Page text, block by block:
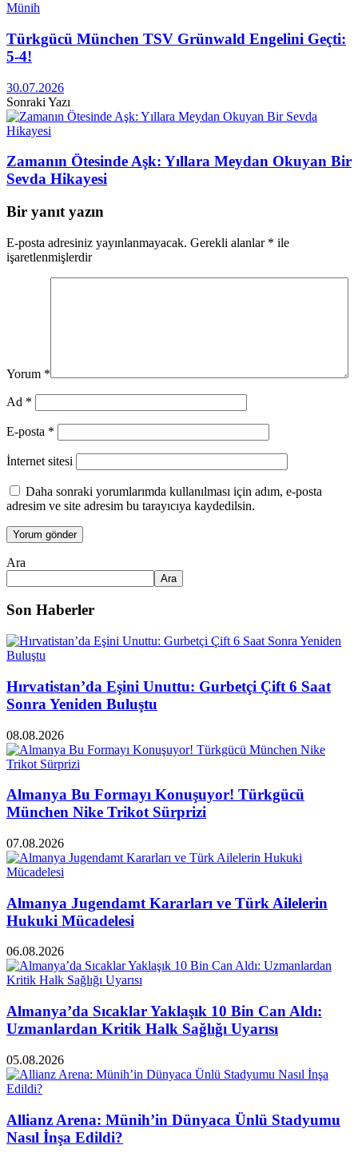
Münih
Türkgücü München TSV Grünwald Engelini Geçti:
5-4!
30.07.2026
Sonraki Yazı
Zamanın Ötesinde Aşk: Yıllara Meydan Okuyan Bir
Sevda Hikayesi
Bir yanıt yazın
E-posta adresiniz yayınlanmayacak. Gerekli alanlar * ile
işaretlenmişlerdir
Yorum *
Ad *
E-posta *
İnternet sitesi
Daha sonraki yorumlarımda kullanılması için adım, e-posta
adresim ve site adresim bu tarayıcıya kaydedilsin.
Ara
Ara
Son Haberler
Hırvatistan’da Eşini Unuttu: Gurbetçi Çift 6 Saat
Sonra Yeniden Buluştu
08.08.2026
Almanya Bu Formayı Konuşuyor! Türkgücü
München Nike Trikot Sürprizi
07.08.2026
Almanya Jugendamt Kararları ve Türk Ailelerin
Hukuki Mücadelesi
06.08.2026
Almanya’da Sıcaklar Yaklaşık 10 Bin Can Aldı:
Uzmanlardan Kritik Halk Sağlığı Uyarısı
05.08.2026
Allianz Arena: Münih’in Dünyaca Ünlü Stadyumu
Nasıl İnşa Edildi?